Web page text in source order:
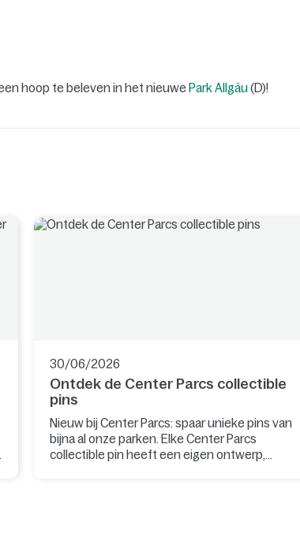
hoop te beleven in het nieuwe Park Allgäu(D)!
30/06/2026
Ontdek de Center Parcs collectible
pins
Nieuw bij Center Parcs: spaar unieke pins van
bijna al onze parken. Elke Center Parcs
collectible pin heeft een eigen ontwerp,